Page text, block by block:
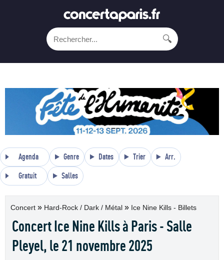
🔍
Agenda Genre Dates Trier Arr.
Gratuit Salles
Concert » Hard-Rock / Dark / Métal » Ice Nine Kills - Billets
Concert Ice Nine Kills à Paris - Salle
Pleyel, le 21 novembre 2025